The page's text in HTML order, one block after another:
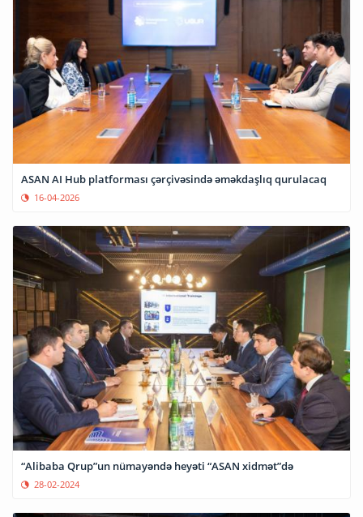
ASAN AI Hub platforması çərçivəsində əməkdaşlıq qurulacaq
16-04-2026
“Alibaba Qrup”un nümayəndə heyəti “ASAN xidmət”də
28-02-2024